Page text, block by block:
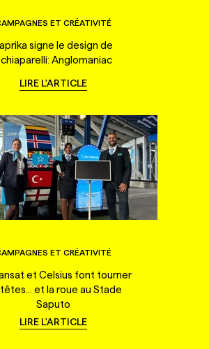
ET CRÉATIVITÉ
signe le design de
Anglomaniac
LIRE L'ARTICLE
ET CRÉATIVITÉ
et Celsius font tourner
et la roue au Stade
Saputo
LIRE L'ARTICLE